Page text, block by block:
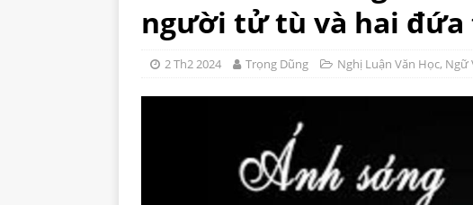
người tử tù và hai đứa
2 Th2 2024 Trọng Dũng Nghị Luận Văn Học, Ngữ